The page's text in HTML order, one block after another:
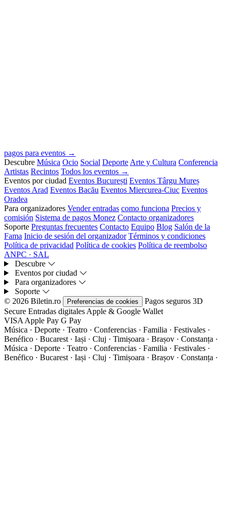
pagos para eventos →
Descubre Música Ocio Social Deporte Arte y Cultura Conferencia
Artistas Recintos Todos los eventos →
Eventos por ciudad Eventos București Eventos Târgu Mureș
Eventos Arad Eventos Bacău Eventos Miercurea-Ciuc Eventos
Oradea
Para organizadores Vender entradas como funciona Precios y
comisión Sistema de pagos Monez Contacto organizadores
Soporte Preguntas frecuentes Contacto Equipo Blog Salón de la
Fama Inicio de sesión del organizador Términos y condiciones
Política de privacidad Política de cookies Política de reembolso
ANPC · SAL
Descubre
Eventos por ciudad
Para organizadores
Soporte
© 2026 Biletin.ro
Preferencias de cookies Pagos seguros 3D
Secure Entradas digitales Apple & Google Wallet
VISA Apple Pay G Pay
Música · Deporte · Teatro · Conferencias · Familia · Festivales ·
Benéfico · Bucarest · Iași · Cluj · Timișoara · Brașov · Constanța ·
Música · Deporte · Teatro · Conferencias · Familia · Festivales ·
Benéfico · Bucarest · Iași · Cluj · Timișoara · Brașov · Constanța ·